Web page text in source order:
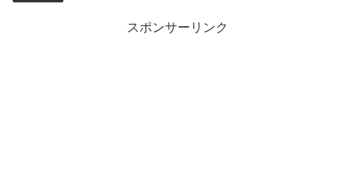
スポンサーリンク